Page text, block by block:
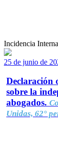
Incidencia
25 de junio de
Declaración
sobre la
abogados.
Unidas, 62°